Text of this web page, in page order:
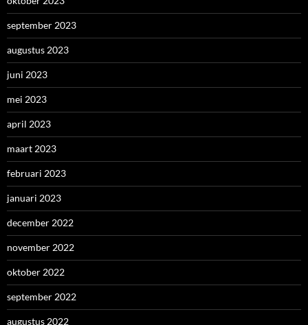
september 2023
augustus 2023
juni 2023
mei 2023
april 2023
maart 2023
februari 2023
januari 2023
december 2022
november 2022
oktober 2022
september 2022
augustus 2022